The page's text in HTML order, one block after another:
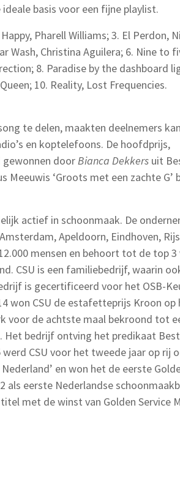
basis voor een fijne playlist.
Pharell Williams; 3. El Perdon,
Wash, Christina Aguilera; 6. Nine to
8. Paradise by the dashboard
10. Reality, Lost Frequencies.
te delen, maakten deelnemers
en koptelefoons. De hoofdprijs,
gewonnen doorBianca Dekkers uit
Meeuwis ‘Groots met een zachte G’
actief in schoonmaak. De
Apeldoorn, Eindhoven,
mensen en behoort tot de top 3
CSU is een familiebedrijf, waarin
is gecertificeerd voor het OSB-
won CSU de estafetteprijs Kroon op
voor de achtste maal bekroond tot
Het bedrijf ontving het predikaat Best
werd CSU voor het tweede jaar op rij
en won het de eerste
als eerste Nederlandse
met de winst van Golden Service